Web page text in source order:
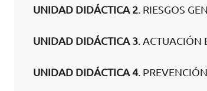
UNIDAD DIDÁCTICA 2. RIESGOS
UNIDAD DIDÁCTICA 3. ACTUACIÓN
UNIDAD DIDÁCTICA 4.